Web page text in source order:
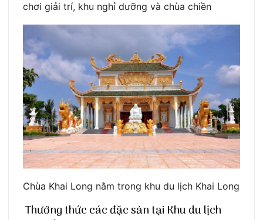
chơi giải trí, khu nghỉ dưỡng và chùa chiền
Chùa Khai Long nằm trong khu du lịch Khai Long
Thưởng thức các đặc sản tại Khu du lịch